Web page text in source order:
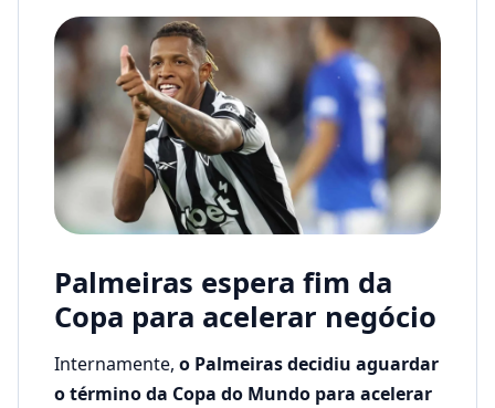
Palmeiras espera fim da
Copa para acelerar negócio
Internamente, o Palmeiras decidiu aguardar
o término da Copa do Mundo para acelerar